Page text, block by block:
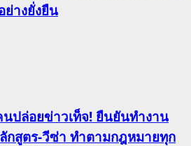
ย่างยั่งยืน
นปล่อยข่าวเท็จ! ยืนยันทำงาน
กสูตร-วีซ่า ทำตามกฎหมายทุก